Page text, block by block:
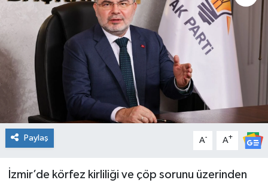
Paylaş A- A+
İzmir’de körfez kirliliği ve çöp sorunu üzerinden
Tatil ve Seyahat
Çevre
Okul Gazetesi